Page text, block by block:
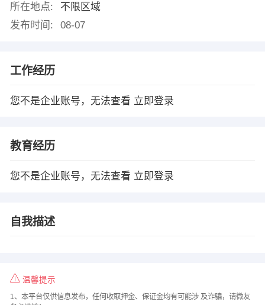
所在地点:
不限区域
发布时间:
08-07
工作经历
您不是企业账号，无法查看 立即登录
教育经历
您不是企业账号，无法查看 立即登录
自我描述
温馨提示
1、本平台仅供信息发布，任何收取押金、保证金均有可能涉 及诈骗，请微友